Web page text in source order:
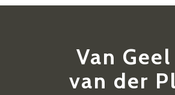
Van
van der